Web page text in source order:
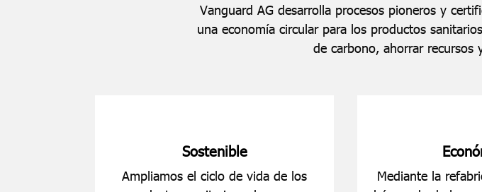
Vanguard AG desarrolla procesos pioneros y
una economía circular para los productos
de carbono, ahorrar recursos
Sostenible
Ampliamos el ciclo de vida de los
Mediante la